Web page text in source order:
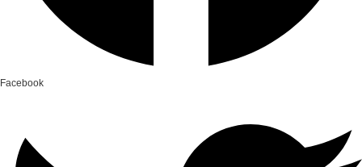
Facebook